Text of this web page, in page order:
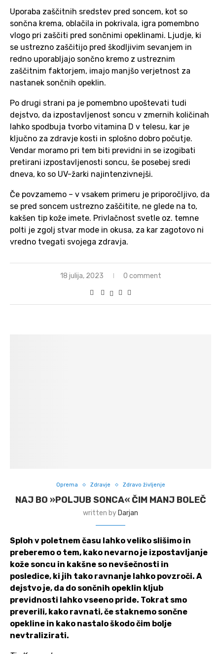
Uporaba zaščitnih sredstev pred soncem, kot so
sončna krema, oblačila in pokrivala, igra pomembno
vlogo pri zaščiti pred sončnimi opeklinami. Ljudje, ki
se ustrezno zaščitijo pred škodljivim sevanjem in
redno uporabljajo sončno kremo z ustreznim
zaščitnim faktorjem, imajo manjšo verjetnost za
nastanek sončnih opeklin.
Po drugi strani pa je pomembno upoštevati tudi
dejstvo, da izpostavljenost soncu v zmernih količinah
lahko spodbuja tvorbo vitamina D v telesu, kar je
ključno za zdravje kosti in splošno dobro počutje.
Vendar moramo pri tem biti previdni in se izogibati
pretirani izpostavljenosti soncu, še posebej sredi
dneva, ko so UV-žarki najintenzivnejši.
Če povzamemo – v vsakem primeru je priporočljivo, da
se pred soncem ustrezno zaščitite, ne glede na to,
kakšen tip kože imete. Privlačnost svetle oz. temne
polti je zgolj stvar mode in okusa, za kar zagotovo ni
vredno tvegati svojega zdravja.
18 julija, 2023 0 comment
Oprema Zdravje Zdravo življenje
NAJ BO »POLJUB SONCA« ČIM MANJ BOLEČ
written by Darjan
Sploh v poletnem času lahko veliko slišimo in
preberemo o tem, kako nevarno je izpostavljanje
kože soncu in kakšne so nevšečnosti in
posledice, ki jih tako ravnanje lahko povzroči. A
dejstvo je, da do sončnih opeklin kljub
previdnosti lahko vseeno pride. Tokrat smo
preverili, kako ravnati, če staknemo sončne
opekline in kako nastalo škodo čim bolje
nevtralizirati.